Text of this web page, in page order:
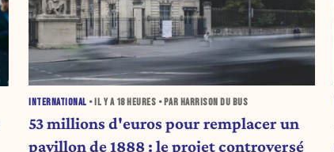
INTERNATIONAL • IL Y A 18 HEURES • PAR HARRISON DU BUS
53 millions d'euros pour remplacer un
pavillon de 1888 : le projet controversé